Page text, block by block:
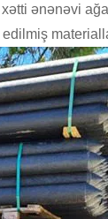
ənənəvi